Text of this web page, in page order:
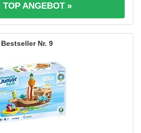
TOP ANGEBOT »
9